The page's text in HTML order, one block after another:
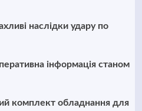
наслідки удару по
інформація станом
комплект обладнання для